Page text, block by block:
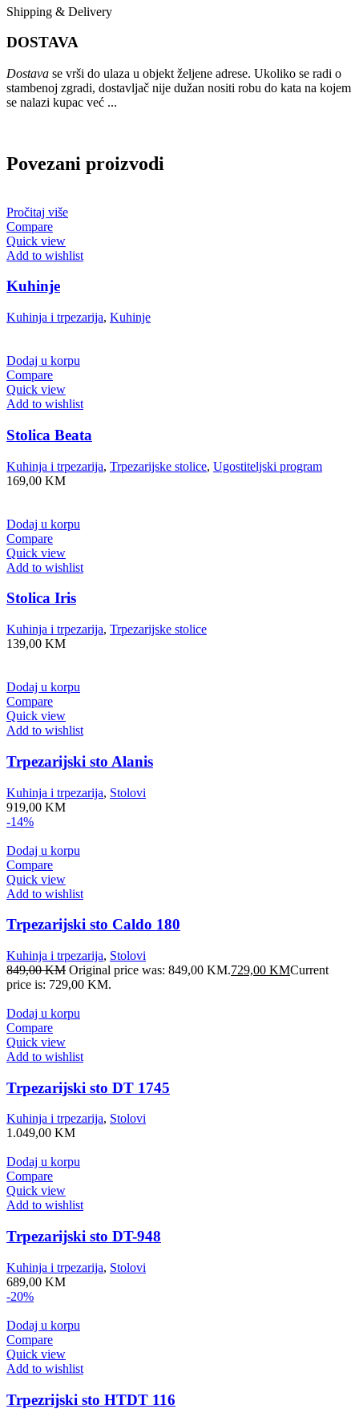
Shipping & Delivery
DOSTAVA
Dostava se vrši do ulaza u objekt željene adrese. Ukoliko se radi o
stambenoj zgradi, dostavljač nije dužan nositi robu do kata na kojem
se nalazi kupac već ...
Povezani proizvodi
Pročitaj više
Compare
Quick view
Add to wishlist
Kuhinje
Kuhinja i trpezarija, Kuhinje
Dodaj u korpu
Compare
Quick view
Add to wishlist
Stolica Beata
Kuhinja i trpezarija, Trpezarijske stolice, Ugostiteljski program
169,00 KM
Dodaj u korpu
Compare
Quick view
Add to wishlist
Stolica Iris
Kuhinja i trpezarija, Trpezarijske stolice
139,00 KM
Dodaj u korpu
Compare
Quick view
Add to wishlist
Trpezarijski sto Alanis
Kuhinja i trpezarija, Stolovi
919,00 KM
-14%
Dodaj u korpu
Compare
Quick view
Add to wishlist
Trpezarijski sto Caldo 180
Kuhinja i trpezarija, Stolovi
849,00KM Original price was: 849,00 KM.729,00 KMCurrent
price is: 729,00 KM.
Dodaj u korpu
Compare
Quick view
Add to wishlist
Trpezarijski sto DT 1745
Kuhinja i trpezarija, Stolovi
1.049,00 KM
Dodaj u korpu
Compare
Quick view
Add to wishlist
Trpezarijski sto DT-948
Kuhinja i trpezarija, Stolovi
689,00 KM
-20%
Dodaj u korpu
Compare
Quick view
Add to wishlist
Trpezrijski sto HTDT 116